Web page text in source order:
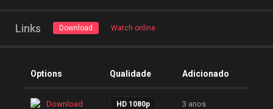
Links Download Watch online
Options Qualidade Adicionado
Download HD 1080p 3 anos